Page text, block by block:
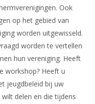
Ook
op het gebied van
worden uitgewisseld.
worden te vertellen
hun vereniging. Heeft
workshop? Heeft u
jeugdbeleid bij uw
delen en die tijdens